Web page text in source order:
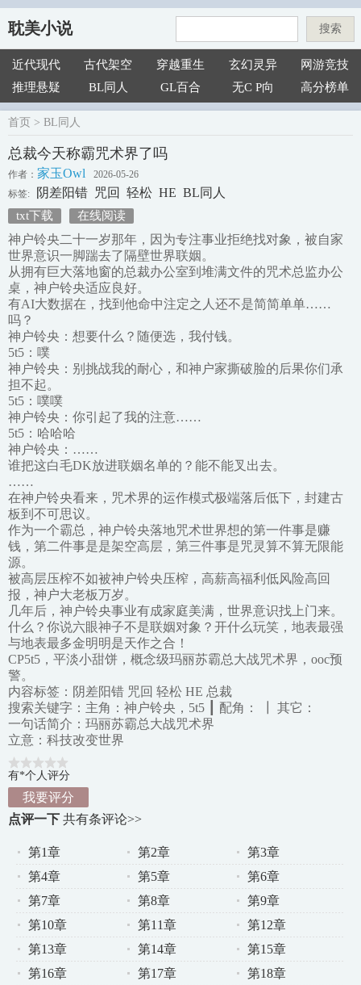
耽美小说 搜索
近代现代 古代架空 穿越重生 玄幻灵异
网游竞技
推理悬疑
BL同人 GL百合 无C P向 高分榜单
首页 > BL同人
总裁今天称霸咒术界了吗
作者： 家玉Owl
2026-05-26
标签:
阴差阳错 咒回 轻松 HE BL同人
txt下载 在线阅读
神户铃央二十一岁那年，因为专注事业拒绝找对象，被自家
世界意识一脚踹去了隔壁世界联姻。
从拥有巨大落地窗的总裁办公室到堆满文件的咒术总监办公
桌，神户铃央适应良好。
有AI大数据在，找到他命中注定之人还不是简简单单……
吗？
神户铃央：想要什么？随便选，我付钱。
5t5：噗
神户铃央：别挑战我的耐心，和神户家撕破脸的后果你们承
担不起。
5t5：噗噗
神户铃央：你引起了我的注意……
5t5：哈哈哈
神户铃央：……
谁把这白毛DK放进联姻名单的？能不能叉出去。
……
在神户铃央看来，咒术界的运作模式极端落后低下，封建古
板到不可思议。
作为一个霸总，神户铃央落地咒术世界想的第一件事是赚
钱，第二件事是是架空高层，第三件事是咒灵算不算无限能
源。
被高层压榨不如被神户铃央压榨，高薪高福利低风险高回
报，神户大老板万岁。
几年后，神户铃央事业有成家庭美满，世界意识找上门来。
什么？你说六眼神子不是联姻对象？开什么玩笑，地表最强
与地表最多金明明是天作之合！
CP5t5，平淡小甜饼，概念级玛丽苏霸总大战咒术界，ooc预
警。
内容标签：阴差阳错 咒回 轻松 HE 总裁
搜索关键字：主角：神户铃央，5t5 ┃ 配角： ┃ 其它：
一句话简介：玛丽苏霸总大战咒术界
立意：科技改变世界
有*个人评分
我要评分
点评一下 共有条评论>>
第1章 第2章
第3章
第4章
第5章
第6章
第7章
第8章
第9章
第10章
第11章
第12章
第13章
第14章
第15章
第16章
第17章
第18章